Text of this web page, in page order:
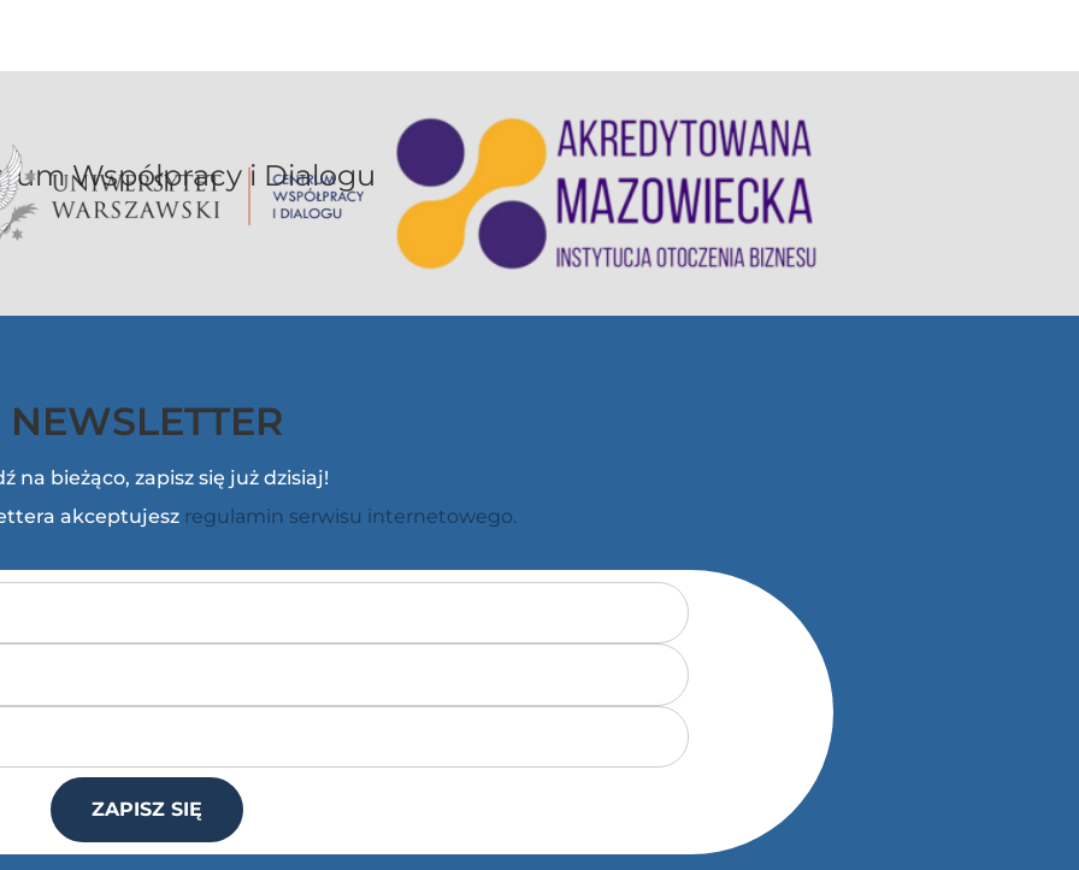
UW jest sekcją Centrum Współpracy i Dialogu
NEWSLETTER
na bieżąco, zapisz się już dzisiaj!
akceptujesz regulamin serwisu internetowego.
ZAPISZ SIĘ